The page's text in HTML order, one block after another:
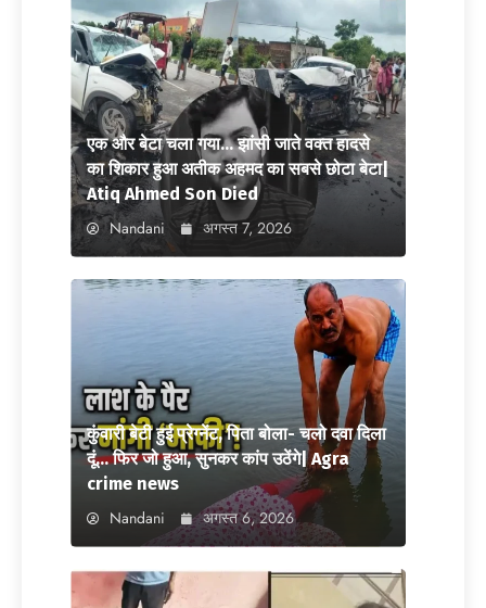
एक और बेटा चला गया… झांसी जाते वक्त हादसे
का शिकार हुआ अतीक अहमद का सबसे छोटा बेटा|
Atiq Ahmed Son Died
Nandani अगस्त 7, 2026
कुंवारी बेटी हुई प्रेग्नेंट, पिता बोला- चलो दवा दिला
दूं… फिर जो हुआ, सुनकर कांप उठेंगे| Agra
crime news
Nandani अगस्त 6, 2026